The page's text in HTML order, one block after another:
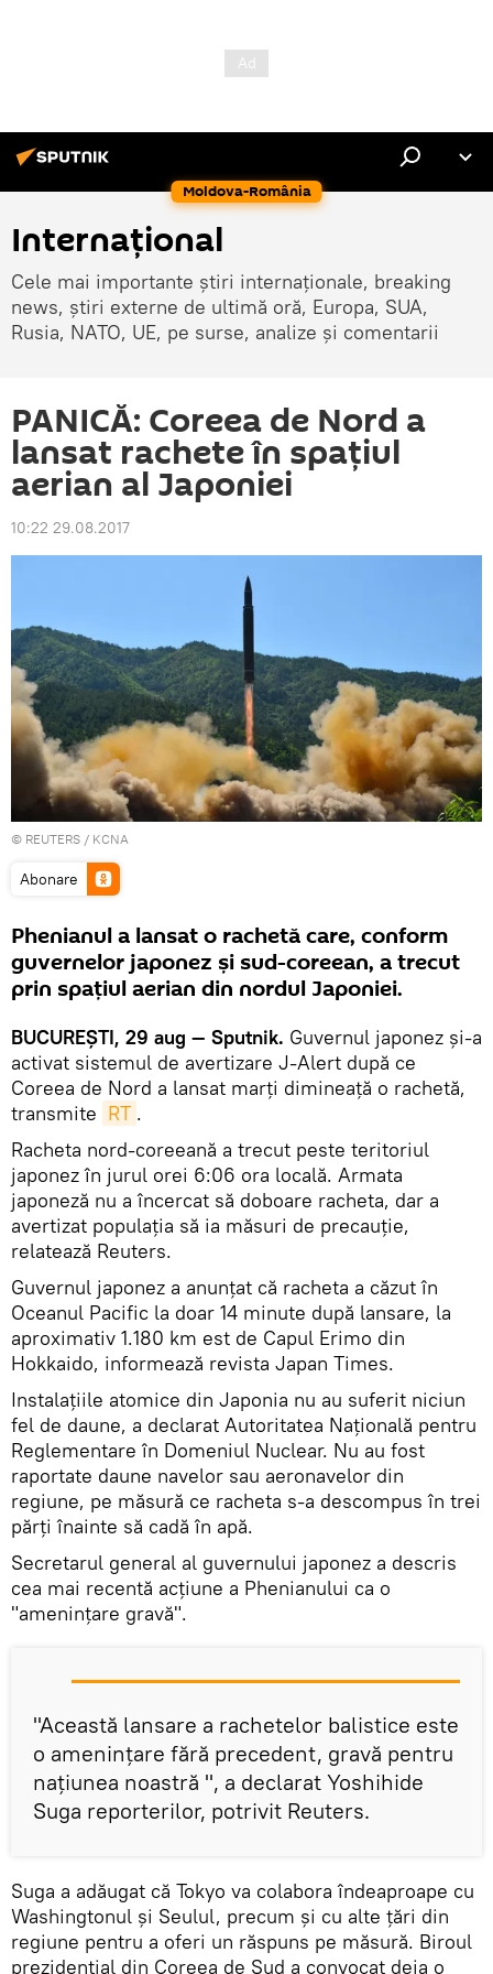
Moldova-România
Internaţional
Cele mai importante știri internaționale, breaking
news, știri externe de ultimă oră, Europa, SUA,
Rusia, NATO, UE, pe surse, analize și comentarii
PANICĂ: Coreea de Nord a
lansat rachete în spațiul
aerian al Japoniei
10:22 29.08.2017
© REUTERS / KCNA
Abonare
Phenianul a lansat o rachetă care, conform
guvernelor japonez și sud-coreean, a trecut
prin spațiul aerian din nordul Japoniei.
BUCUREȘTI, 29 aug — Sputnik. Guvernul japonez și-a
activat sistemul de avertizare J-Alert după ce
Coreea de Nord a lansat marți dimineață o rachetă,
transmite RT .
Racheta nord-coreeană a trecut peste teritoriul
japonez în jurul orei 6:06 ora locală. Armata
japoneză nu a încercat să doboare racheta, dar a
avertizat populația să ia măsuri de precauție,
relatează Reuters.
Guvernul japonez a anunțat că racheta a căzut în
Oceanul Pacific la doar 14 minute după lansare, la
aproximativ 1.180 km est de Capul Erimo din
Hokkaido, informează revista Japan Times.
Instalațiile atomice din Japonia nu au suferit niciun
fel de daune, a declarat Autoritatea Națională pentru
Reglementare în Domeniul Nuclear. Nu au fost
raportate daune navelor sau aeronavelor din
regiune, pe măsură ce racheta s-a descompus în trei
părți înainte să cadă în apă.
Secretarul general al guvernului japonez a descris
cea mai recentă acțiune a Phenianului ca o
"amenințare gravă".
"Această lansare a rachetelor balistice este
o amenințare fără precedent, gravă pentru
națiunea noastră ", a declarat Yoshihide
Suga reporterilor, potrivit Reuters.
Suga a adăugat că Tokyo va colabora îndeaproape cu
Washingtonul și Seulul, precum și cu alte țări din
regiune pentru a oferi un răspuns pe măsură. Biroul
prezidențial din Coreea de Sud a convocat deja o